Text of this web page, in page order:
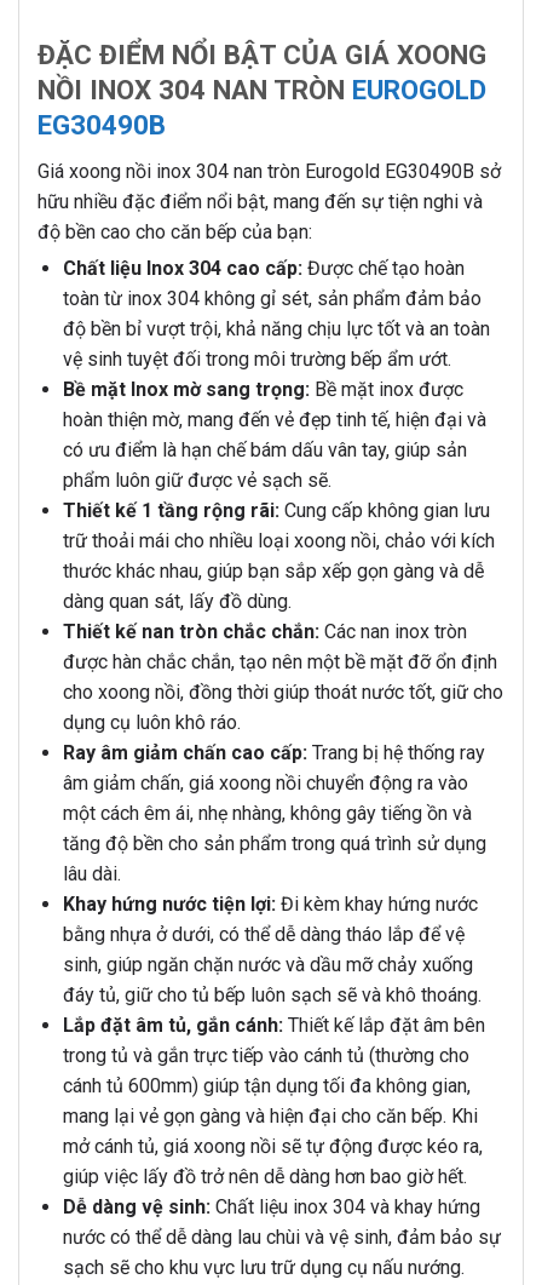
ĐẶC ĐIỂM NỔI BẬT CỦA GIÁ XOONG
NỒI INOX 304 NAN TRÒN EUROGOLD
EG30490B
Giá xoong nồi inox 304 nan tròn Eurogold EG30490B sở
hữu nhiều đặc điểm nổi bật, mang đến sự tiện nghi và
độ bền cao cho căn bếp của bạn:
Chất liệu Inox 304 cao cấp:Được chế tạo hoàn
toàn từ inox 304 không gỉ sét, sản phẩm đảm bảo
độ bền bỉ vượt trội, khả năng chịu lực tốt và an toàn
vệ sinh tuyệt đối trong môi trường bếp ẩm ướt.
Bề mặt Inox mờ sang trọng:Bề mặt inox được
hoàn thiện mờ, mang đến vẻ đẹp tinh tế, hiện đại và
có ưu điểm là hạn chế bám dấu vân tay, giúp sản
phẩm luôn giữ được vẻ sạch sẽ.
Thiết kế 1 tầng rộng rãi:Cung cấp không gian lưu
trữ thoải mái cho nhiều loại xoong nồi, chảo với kích
thước khác nhau, giúp bạn sắp xếp gọn gàng và dễ
dàng quan sát, lấy đồ dùng.
Thiết kế nan tròn chắc chắn:Các nan inox tròn
được hàn chắc chắn, tạo nên một bề mặt đỡ ổn định
cho xoong nồi, đồng thời giúp thoát nước tốt, giữ cho
dụng cụ luôn khô ráo.
Ray âm giảm chấn cao cấp:Trang bị hệ thống ray
âm giảm chấn, giá xoong nồi chuyển động ra vào
một cách êm ái, nhẹ nhàng, không gây tiếng ồn và
tăng độ bền cho sản phẩm trong quá trình sử dụng
lâu dài.
Khay hứng nước tiện lợi:Đi kèm khay hứng nước
bằng nhựa ở dưới, có thể dễ dàng tháo lắp để vệ
sinh, giúp ngăn chặn nước và dầu mỡ chảy xuống
đáy tủ, giữ cho tủ bếp luôn sạch sẽ và khô thoáng.
Lắp đặt âm tủ, gắn cánh:Thiết kế lắp đặt âm bên
trong tủ và gắn trực tiếp vào cánh tủ (thường cho
cánh tủ 600mm) giúp tận dụng tối đa không gian,
mang lại vẻ gọn gàng và hiện đại cho căn bếp. Khi
mở cánh tủ, giá xoong nồi sẽ tự động được kéo ra,
giúp việc lấy đồ trở nên dễ dàng hơn bao giờ hết.
Dễ dàng vệ sinh:Chất liệu inox 304 và khay hứng
nước có thể dễ dàng lau chùi và vệ sinh, đảm bảo sự
sạch sẽ cho khu vực lưu trữ dụng cụ nấu nướng.